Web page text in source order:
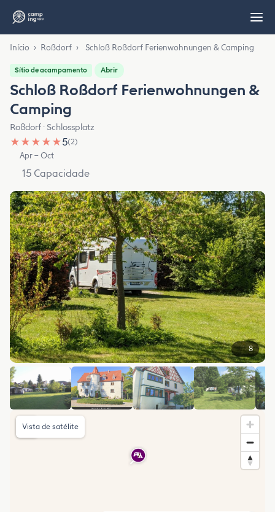
Início › Roßdorf › Schloß Roßdorf Ferienwohnungen & Camping
Sítio de acampamento Abrir
Schloß Roßdorf Ferienwohnungen &
Camping
Roßdorf · Schlossplatz
★ ★ ★ ★ ★5(2)
Apr – Oct
15 Capacidade
8
Vista de satélite